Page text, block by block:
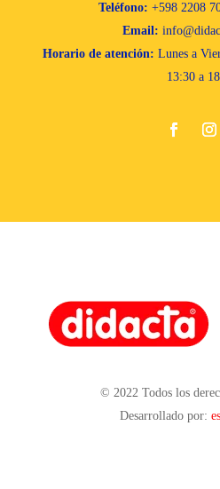
Teléfono: +598 2208
Email:
Horario de atención: Lunes a
13:30 a
© 2022 Todos los
Desarrollado por: